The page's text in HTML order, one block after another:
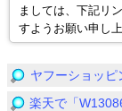
ましては、下記リ
すようお願い申し上
ヤフーショッピ
楽天で「